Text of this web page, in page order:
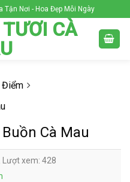
Tận Nơi - Hoa Đẹp Mỗi Ngày
CÀ
Điểm
Cà Mau
xem: 428